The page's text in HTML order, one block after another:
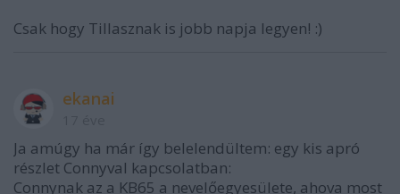
Csak hogy Tillasznak is jobb napja legyen! :)
ekanai
Ja amúgy ha már így belelendültem: egy kis apró
részlet Connyval kapcsolatban:
Connynak az a KB65 a nevelőegyesülete, ahova most